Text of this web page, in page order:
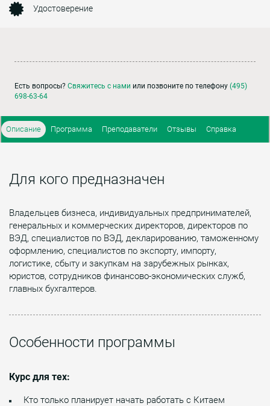
Удостоверение
Есть вопросы? Свяжитесь с нами или позвоните по телефону (495)
698-63-64
Описание Программа Преподаватели Отзывы Справка
Для кого предназначен
Владельцев бизнеса, индивидуальных предпринимателей,
генеральных и коммерческих директоров, директоров по
ВЭД, специалистов по ВЭД, декларированию, таможенному
оформлению, специалистов по экспорту, импорту,
логистике, сбыту и закупкам на зарубежных рынках,
юристов, сотрудников финансово-экономических служб,
главных бухгалтеров.
Особенности программы
Курс для тех:
Кто только планирует начать работать с Китаем